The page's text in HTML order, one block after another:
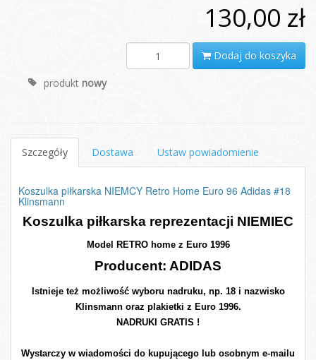
130,00 zł
Dodaj do koszyka
produkt nowy
Szczegóły Dostawa Ustaw powiadomienie
Koszulka piłkarska NIEMCY Retro Home Euro 96 Adidas #18
Klinsmann
Koszulka piłkarska reprezentacji NIEMIEC
Model RETRO home z Euro 1996
Producent: ADIDAS
Istnieje też możliwość wyboru nadruku, np. 18 i nazwisko
Klinsmann oraz plakietki z Euro 1996.
NADRUKI GRATIS !
Wystarczy w wiadomości do kupującego lub osobnym e-mailu